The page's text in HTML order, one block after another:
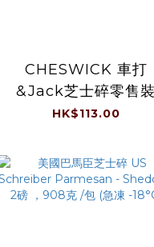
CHESWICK 車打
&Jack芝士碎零售裝
(2LB)
HK$113.00